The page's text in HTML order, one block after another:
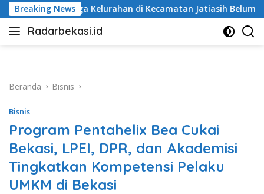
Langsung
ke
konten
Breaking News
di Kecamatan Jatiasih Belum Cairkan Dana RW Bekasi
Radarbekasi.id
Berita
Beranda
Bisnis
Bisnis
Program Pentahelix Bea Cukai
Bekasi, LPEI, DPR, dan Akademisi
Tingkatkan Kompetensi Pelaku
UMKM di Bekasi